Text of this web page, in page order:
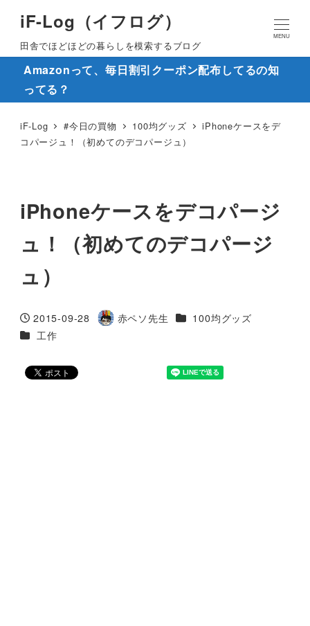
iF-Log（イフログ）
田舎でほどほどの暮らしを模索するブログ
MENU
Amazonって、毎日割引クーポン配布してるの知
ってる？
iF-Log #今日の買物 100均グッズ
iPhoneケースをデ
コパージュ！（初めてのデコパージュ）
iPhoneケースをデコパージ
ュ！（初めてのデコパージ
ュ）
投稿日
2015-09-28
著
赤ペソ先生 カテゴリー
100均グッズ
カテゴリー
工作